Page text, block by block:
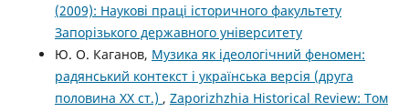
(2009): Наукові праці історичного факультету
Запорізького державного університету
Ю. О. Каганов, Музика як ідеологічний феномен:
радянський контекст і українська версія (друга
половина XX ст.) , Zaporizhzhia Historical Review: Том